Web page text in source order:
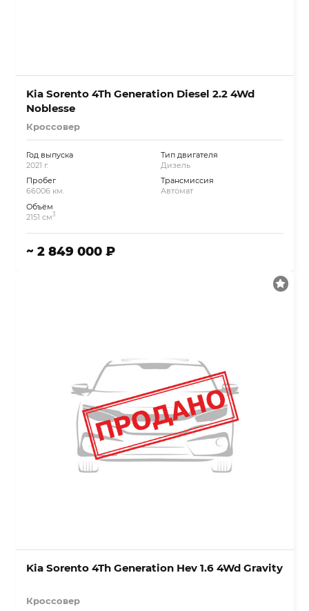
Kia Sorento 4Th Generation Diesel 2.2 4Wd
Noblesse
Кроссовер
Год выпуска
2021 г.
Пробег
66006 км.
Объём
2151 см3
Тип двигателя
Дизель
Трансмиссия
Автомат
~ 2 849 000 ₽
Kia Sorento 4Th Generation Hev 1.6 4Wd Gravity
Кроссовер